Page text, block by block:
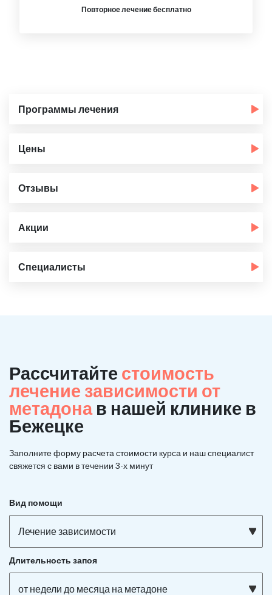
Повторное лечение бесплатно
Программы лечения
Цены
Отзывы
Акции
Специалисты
Рассчитайте стоимость
лечение зависимости от
метадона в нашей клинике в
Бежецке
Заполните форму расчета стоимости курса и наш специалист
свяжется с вами в течении 3-х минут
Вид помощи
Лечение зависимости
Длительность запоя
от недели до месяца на метадоне